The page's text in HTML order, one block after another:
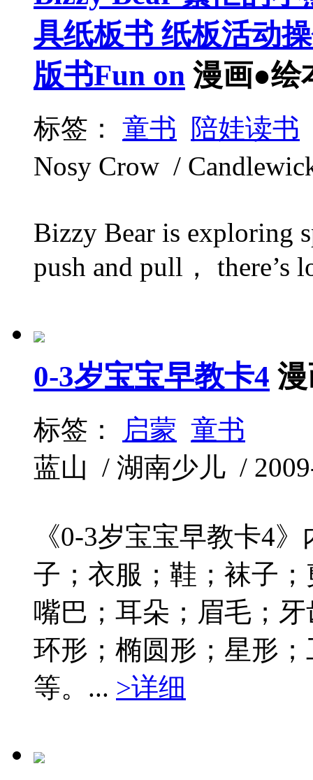
具纸板书 纸板活动
版书Fun on 漫画●绘
标签： 童书
陪娃读书
Nosy Crow /
Bizzy Bear is exploring
push and pull，
0-3岁宝宝早教卡4
标签： 启蒙 童书
蓝山 / 湖南少儿 /
《0-3岁宝宝早教卡4
子；衣服；鞋；袜子
嘴巴；耳朵；眉毛；
环形；椭圆形；星形
等。... >详细